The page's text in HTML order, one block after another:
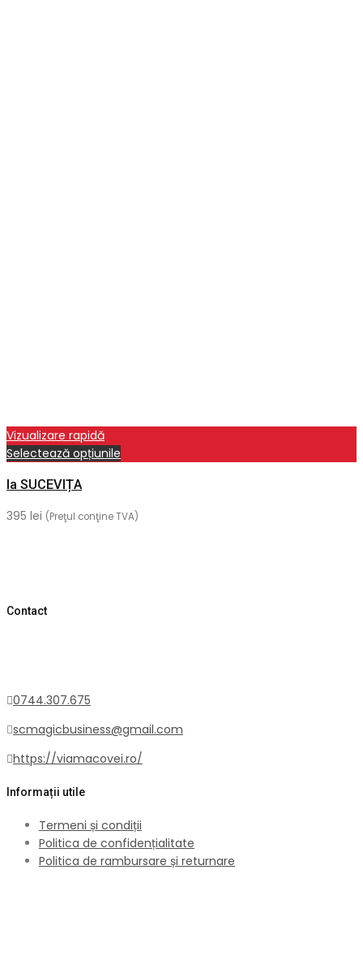
Vizualizare rapidă
Selectează opțiunile
mai
multe
Ia SUCEVIȚA
395 lei (Preţul conţine TVA)
Contact
0744.307.675
scmagicbusiness@gmail.com
https://viamacovei.ro/
Informații utile
Termeni și condiții
Politica de confidențialitate
Politica de rambursare și returnare